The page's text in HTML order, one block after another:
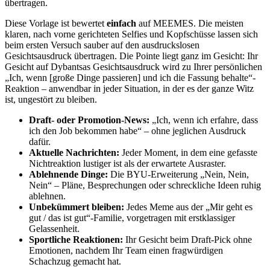
übertragen.
Diese Vorlage ist bewertet einfach auf MEEMES. Die meisten
klaren, nach vorne gerichteten Selfies und Kopfschüsse lassen sich
beim ersten Versuch sauber auf den ausdruckslosen
Gesichtsausdruck übertragen. Die Pointe liegt ganz im Gesicht: Ihr
Gesicht auf Dybantsas Gesichtsausdruck wird zu Ihrer persönlichen
„Ich, wenn [große Dinge passieren] und ich die Fassung behalte“-
Reaktion – anwendbar in jeder Situation, in der es der ganze Witz
ist, ungestört zu bleiben.
Draft- oder Promotion-News: „Ich, wenn ich erfahre, dass
ich den Job bekommen habe“ – ohne jeglichen Ausdruck
dafür.
Aktuelle Nachrichten: Jeder Moment, in dem eine gefasste
Nichtreaktion lustiger ist als der erwartete Ausraster.
Ablehnende Dinge: Die BYU-Erweiterung „Nein, Nein,
Nein“ – Pläne, Besprechungen oder schreckliche Ideen ruhig
ablehnen.
Unbekümmert bleiben: Jedes Meme aus der „Mir geht es
gut / das ist gut“-Familie, vorgetragen mit erstklassiger
Gelassenheit.
Sportliche Reaktionen: Ihr Gesicht beim Draft-Pick ohne
Emotionen, nachdem Ihr Team einen fragwürdigen
Schachzug gemacht hat.